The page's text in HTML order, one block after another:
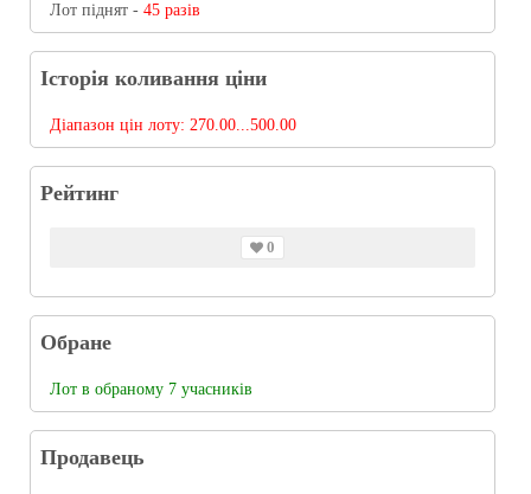
Лот піднят - 45 разів
Історія коливання ціни
Діапазон цін лоту: 270.00...500.00
Рейтинг
0
Обране
Лот в обраному 7 учасників
Продавець